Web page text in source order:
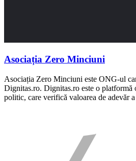
Asociația Zero Minciuni
Asociația Zero Minciuni este ONG-ul
Dignitas.ro. Dignitas.ro este o platformă
politic, care verifică valoarea de